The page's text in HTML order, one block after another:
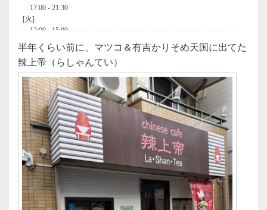
半年くらい前に、マツコ＆有吉かりそめ天国に出てた
辣上帝（らしゃんてい）